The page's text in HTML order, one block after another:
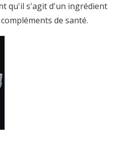
qu'il s'agit d'un ingrédient
de santé.